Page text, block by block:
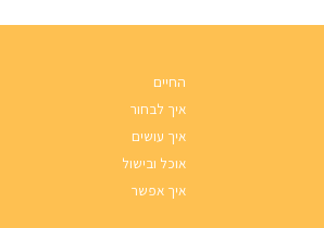
החיים
איך לבחור
איך עושים
אוכל ובישול
איך אפשר